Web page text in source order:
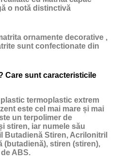
o notă distinctivă
ornamente decorative ,
sunt confectionate din
Care sunt caracteristicile
plastic termoplastic extrem
este cel mai mare și mai
un terpolimer de
stiren, iar numele său
Butadienă Stiren, Acrilonitril
(butadienă), stiren (stiren),
ABS.